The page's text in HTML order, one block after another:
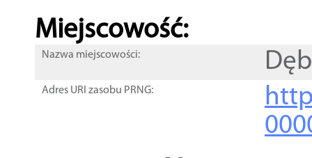
Miejscowość:
Nazwa miejscowości:
Adres URI zasobu PRNG: